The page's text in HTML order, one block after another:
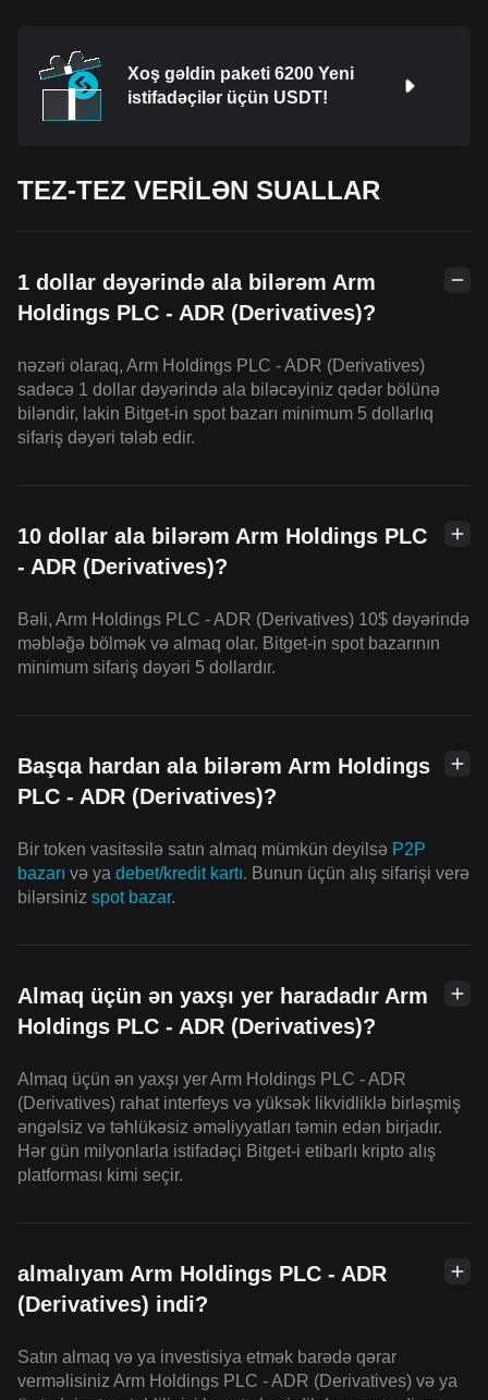
Xoş gəldin paketi 6200 Yeni
istifadəçilər üçün USDT!
TEZ-TEZ VERİLƏN SUALLAR
1 dollar dəyərində ala bilərəm Arm
Holdings PLC - ADR (Derivatives)?
nəzəri olaraq, Arm Holdings PLC - ADR (Derivatives)
sadəcə 1 dollar dəyərində ala biləcəyiniz qədər bölünə
biləndir, lakin Bitget-in spot bazarı minimum 5 dollarlıq
sifariş dəyəri tələb edir.
10 dollar ala bilərəm Arm Holdings PLC
- ADR (Derivatives)?
Bəli, Arm Holdings PLC - ADR (Derivatives) 10$ dəyərində
məbləğə bölmək və almaq olar. Bitget-in spot bazarının
minimum sifariş dəyəri 5 dollardır.
Başqa hardan ala bilərəm Arm Holdings
PLC - ADR (Derivatives)?
Bir token vasitəsilə satın almaq mümkün deyilsə P2P
bazarı və ya debet/kredit kartı. Bunun üçün alış sifarişi verə
bilərsiniz spot bazar.
Almaq üçün ən yaxşı yer haradadır Arm
Holdings PLC - ADR (Derivatives)?
Almaq üçün ən yaxşı yer Arm Holdings PLC - ADR
(Derivatives) rahat interfeys və yüksək likvidliklə birləşmiş
əngəlsiz və təhlükəsiz əməliyyatları təmin edən birjadır.
Hər gün milyonlarla istifadəçi Bitget-i etibarlı kripto alış
platforması kimi seçir.
almalıyam Arm Holdings PLC - ADR
(Derivatives) indi?
Satın almaq və ya investisiya etmək barədə qərar
verməlisiniz Arm Holdings PLC - ADR (Derivatives) və ya